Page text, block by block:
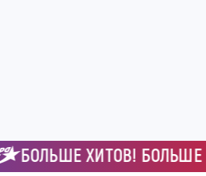
БОЛЬШЕ ХИТОВ! БОЛЬШЕ